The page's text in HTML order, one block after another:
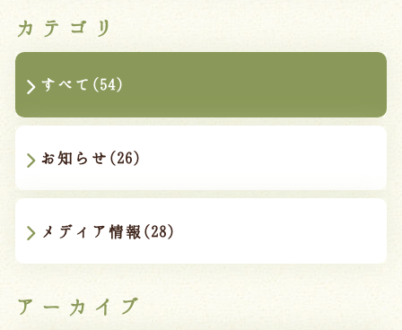
カテゴリ
すべて(54)
お知らせ(26)
メディア情報(28)
アーカイブ